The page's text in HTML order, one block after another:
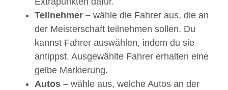
Teilnehmer – wähle die Fahrer aus, die an
der Meisterschaft teilnehmen sollen. Du
kannst Fahrer auswählen, indem du sie
antippst. Ausgewählte Fahrer erhalten eine
gelbe Markierung.
Autos – wähle aus, welche Autos an der